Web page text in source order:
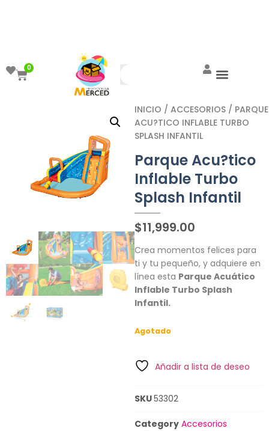
0
INICIO / ACCESORIOS / PARQUE
ACU?TICO INFLABLE TURBO
SPLASH INFANTIL
Parque Acu?tico
Inflable Turbo
Splash Infantil
$11,999.00
Crea momentos felices para
ti y tu pequeño, y adquiere en
línea esta Parque Acuático
Inflable Turbo Splash
Infantil.
Agotado
Añadir a lista de deseo
SKU53302
Category Accesorios